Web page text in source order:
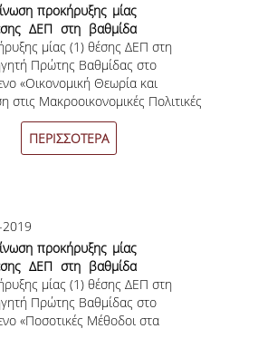
ΒΙΒΛΙΟΘΗΚΗΣ ΟΠΑ
ΤΗ ΔΙΠΛΩΜΑΤΙΚΗ ΕΡΓΑΣΙΑ
ΔΕΟΣ
ΑΣΚΗΣΗ
ΓΕΝΙΚΕΣ ΠΛΗΡΟΦΟΡΙΕΣ
ERASMUS+
προκήρυξης μίας
ΔΕΠ στη βαθμίδα
Πρώτης
στο γνωστικό
«Οικονομική
και Πολιτική με
στις
Πολιτικές
μίας (1) θέσης ΔΕΠ στη
Πρώτης Βαθμίδας στο
«Οικονομική Θεωρία και
στις Μακροοικονομικές Πολιτικές
ΠΕΡΙΣΣΟΤΕΡΑ
προκήρυξης μίας
ΔΕΠ στη βαθμίδα
Πρώτης
στο γνωστικό
«Ποσοτικές
στα Οικονομικά»
μίας (1) θέσης ΔΕΠ στη
Πρώτης Βαθμίδας στο
«Ποσοτικές Μέθοδοι στα